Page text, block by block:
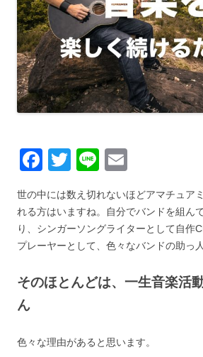
F
c
e
b
o
o
T
tt
er
Li
e
ail
世の中には数え切れないほどアマチュア
れる方はいますね。自分でバンドを組ん
り、シンガーソングライターとして自作
プレーヤーとして、色々なバンドの助っ
そのほとんどは、一生音楽活
ん
色々な理由があると思います。